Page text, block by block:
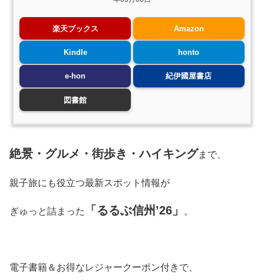
楽天ブックス Amazon
Kindle honto
e-hon 紀伊國屋書店
図書館
絶景・グルメ・街歩き・ハイキングまで、
親子旅にも役立つ最新スポット情報が
ぎゅっと詰まった 「るるぶ信州’26」 。
電子書籍＆お得なレジャークーポン付きで、